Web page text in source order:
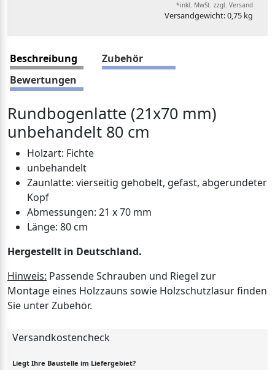
*inkl. MwSt. zzgl. Versand
Versandgewicht: 0,75 kg
Beschreibung
Zubehör
Bewertungen
Rundbogenlatte (21x70 mm)
unbehandelt 80 cm
Holzart: Fichte
unbehandelt
Zaunlatte: vierseitig gehobelt, gefast, abgerundeter
Kopf
Abmessungen: 21 x 70 mm
Länge: 80 cm
Hergestellt in Deutschland.
Hinweis: Passende Schrauben und Riegel zur
Montage eines Holzzauns sowie Holzschutzlasur finden
Sie unter Zubehör.
Versandkostencheck
Liegt Ihre Baustelle im Liefergebiet?